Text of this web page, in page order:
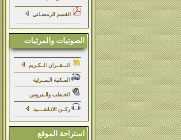
القسم الرمضـانى
الصوتيات والمرئيات
الـــقــران الــكـريم
المـكتبة الـمــرئية
الخـطب والـدروس
ركــن الانـاشــــيد
استراحة الموقع